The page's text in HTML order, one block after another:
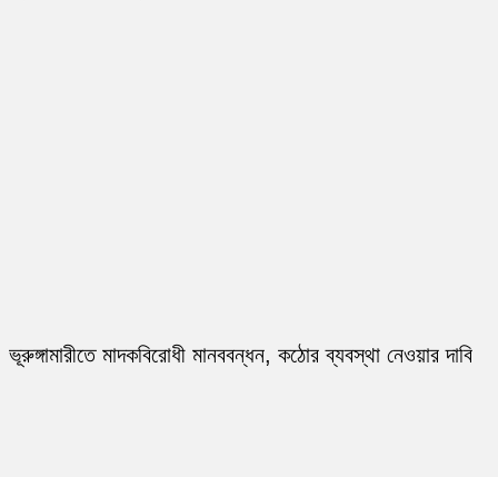
ভূরুঙ্গামারীতে মাদকবিরোধী মানববন্ধন, কঠোর ব্যবস্থা নেওয়ার দাবি